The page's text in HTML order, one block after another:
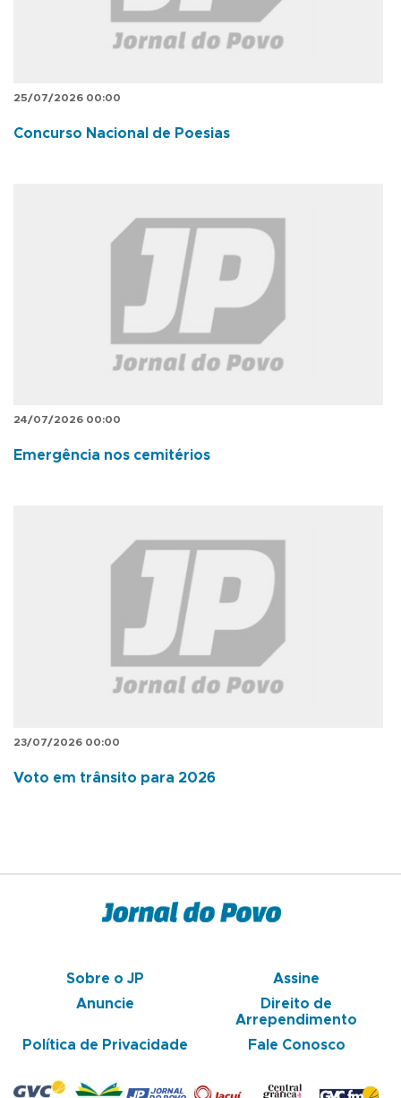
25/07/2026 00:00
Concurso Nacional de Poesias
24/07/2026 00:00
Emergência nos cemitérios
23/07/2026 00:00
Voto em trânsito para 2026
Sobre o JP
Assine
Anuncie
Direito de
Arrependimento
Política de Privacidade
Fale Conosco